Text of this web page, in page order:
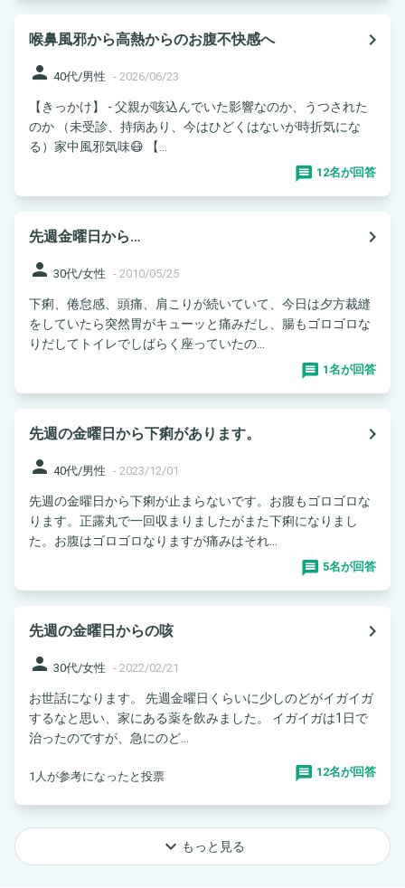
喉鼻風邪から高熱からのお腹不快感へ
navigate_next
person 40代/男性 - 2026/06/23
【きっかけ】 - 父親が咳込んでいた影響なのか、うつされた
のか （未受診、持病あり、今はひどくはないが時折気にな
る）家中風邪気味😷 【...
12名が回答
先週金曜日から…
navigate_next
person 30代/女性 - 2010/05/25
下痢、倦怠感、頭痛、肩こりが続いていて、今日は夕方裁縫
をしていたら突然胃がキューッと痛みだし、腸もゴロゴロな
りだしてトイレでしばらく座っていたの...
1名が回答
先週の金曜日から下痢があります。
navigate_next
person 40代/男性 - 2023/12/01
先週の金曜日から下痢が止まらないです。お腹もゴロゴロな
ります。正露丸で一回収まりましたがまた下痢になりまし
た。お腹はゴロゴロなりますが痛みはそれ...
5名が回答
先週の金曜日からの咳
navigate_next
person 30代/女性 - 2022/02/21
お世話になります。 先週金曜日くらいに少しのどがイガイガ
するなと思い、家にある薬を飲みました。 イガイガは1日で
治ったのですが、急にのど...
1人が参考になったと投票 12名が回答
keyboard_arrow_down もっと見る